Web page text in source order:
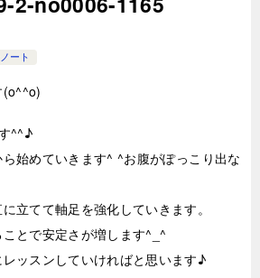
ート
(o^^o)
^^♪
始めていきます^ ^お腹がぽっこり出な
立てて軸足を強化していきます。
とで安定さが増します^_^
ッスンしていければと思います♪